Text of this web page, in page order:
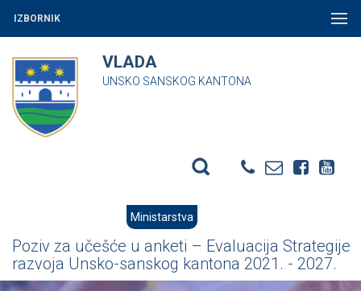
IZBORNIK
VLADA
UNSKO SANSKOG KANTONA
Ministarstva
Poziv za učešće u anketi – Evaluacija Strategije
razvoja Unsko-sanskog kantona 2021. - 2027.